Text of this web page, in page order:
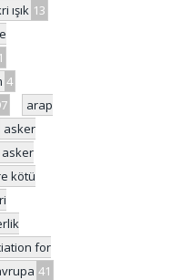
ışık 13
1
4
arap
asker
asker
kötü
for
41